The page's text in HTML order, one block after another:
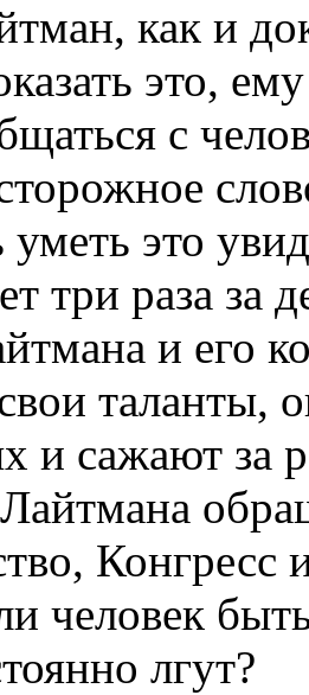
как и
это,
с
это
три раза за
и его
таланты,
и сажают за
Лайтмана
Конгресс
человек
лгут?